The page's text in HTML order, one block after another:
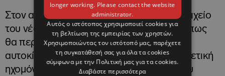
Στον ανοιχτό δρόμο, όπου είναι και το στοιχείο
του νέουX-Trail, τα πάντα εξελίσσονται όπως
θα περίμενε κανείς μέσα σε ένα premium
αυτοκίνητο αυτής της κατηγορίας. Η εξαιρετική
ηχομόνωση δεν επιτρέπει στο θόρυβο του
longer working. Please contact the website
administrator.
Αυτός ο ιστότοπος χρησιμοποιεί cookies για
τη βελτίωση της εμπειρίας των χρηστών.
Χρησιμοποιώντας τον ιστότοπό μας, παρέχετε
τη συγκατάθεσή σας για όλα τα cookies
σύμφωνα με την Πολιτική μας για τα cookies.
Διαβάστε περισσότερα